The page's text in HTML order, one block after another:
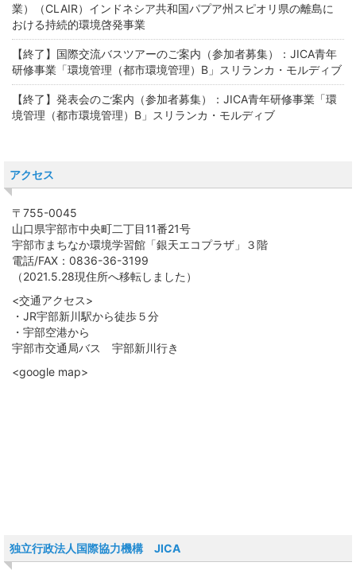
業）（CLAIR）インドネシア共和国パプア州スピオリ県の離島に
おける持続的環境啓発事業
【終了】国際交流バスツアーのご案内（参加者募集）：JICA青年
研修事業「環境管理（都市環境管理）B」スリランカ・モルディブ
【終了】発表会のご案内（参加者募集）：JICA青年研修事業「環
境管理（都市環境管理）B」スリランカ・モルディブ
アクセス
〒755-0045
山口県宇部市中央町二丁目11番21号
宇部市まちなか環境学習館「銀天エコプラザ」３階
電話/FAX：0836-36-3199
（2021.5.28現住所へ移転しました）
<交通アクセス>
・JR宇部新川駅から徒歩５分
・宇部空港から
宇部市交通局バス 宇部新川行き
<google map>
独立行政法人国際協力機構 JICA